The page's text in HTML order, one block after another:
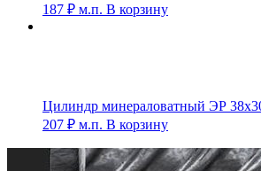
187 ₽ м.п. В корзину
Цилиндр минераловатный ЭР
207 ₽ м.п. В корзину